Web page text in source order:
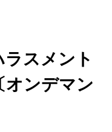
スメント
オンデマン